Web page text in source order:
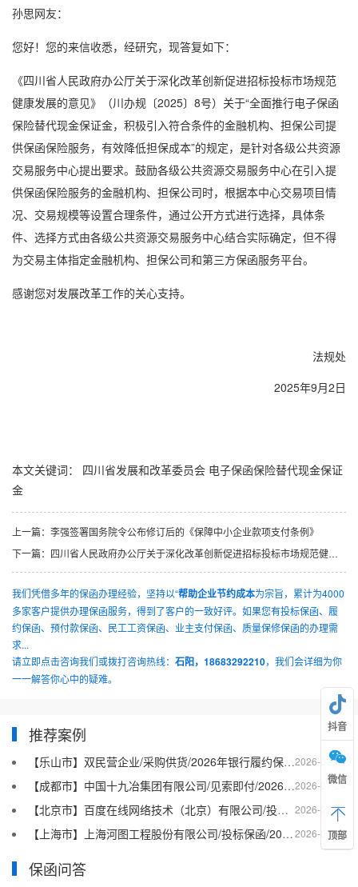
孙思网友：
您好！您的来信收悉，经研究，现答复如下：
《四川省人民政府办公厅关于深化改革创新促进招标投标市场规范
健康发展的意见》（川办规〔2025〕8号）关于“全面推行电子保函
保险替代现金保证金，积极引入符合条件的金融机构、担保公司提
供保函保险服务，有效降低担保成本”的规定，是针对各级公共资源
交易服务中心提出要求。鼓励各级公共资源交易服务中心在引入提
供保函保险服务的金融机构、担保公司时，根据本中心交易项目情
况、交易规模等设置合理条件，通过公开方式进行选择，具体条
件、选择方式由各级公共资源交易服务中心结合实际确定，但不得
为交易主体指定金融机构、担保公司和第三方保函服务平台。
感谢您对发展改革工作的关心支持。
法规处
2025年9月2日
本文关键词： 四川省发展和改革委员会 电子保函保险替代现金保证
金
上一篇： 李强签署国务院令公布修订后的《保障中小企业款项支付条例》
下一篇： 四川省人民政府办公厅关于深化改革创新促进招标投标市场规范健康发展的意见（川办规〔2025〕8号）
我们凭借多年的保函办理经验，坚持以“帮助企业节约成本为宗旨，累计为4000
多家客户提供办理保函服务，得到了客户的一致好评。如果您有投标保函、履
约保函、预付款保函、民工工资保函、业主支付保函、质量保修保函的办理需
求...
请立即点击咨询我们或拨打咨询热线： 石阳，18683292210，我们会详细为你
一一解答你心中的疑难。
推荐案例
2026-08-04
【乐山市】双民营企业/采购供货/2026年银行履约保函四十二
2026-07-24
【成都市】中国十九冶集团有限公司/见索即付/2026年银行履约保函四十一
2026-07-23
【北京市】百度在线网络技术（北京）有限公司/投标保函/2026银行投标保函十二
2026-07-21
【上海市】上海河图工程股份有限公司/投标保函/2026银行投标保函十一
保函问答
抖音
微信
顶部